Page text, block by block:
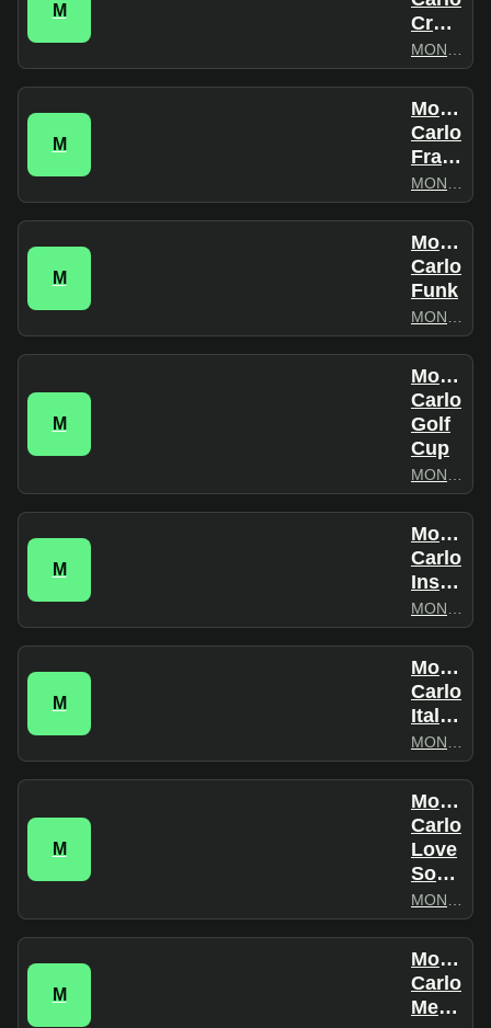
M
Crossover
M
Monte
Carlo
France
M
Monte
Carlo
Funk
M
Monte
Carlo
Golf
Cup
M
Monte
Carlo
Instrumental
M
Monte
Carlo
Italiano
M
Monte
Carlo
Love
Songs
M
Monte
Carlo
Meditation